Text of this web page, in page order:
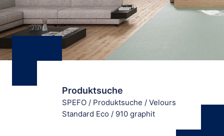
Produktsuche
SPEFO / Produktsuche / Velours
Standard Eco / 910 graphit